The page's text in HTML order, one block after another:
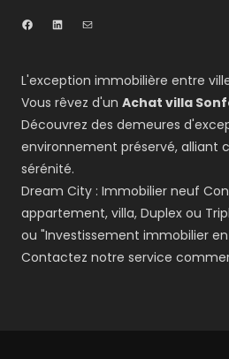
L'exception immobilière entre
Vous rêvez d'un Achat villa
Découvrez des demeures
environnement préservé, alliant
sérénité.
Dream City : Immobilier neuf
appartement, villa, Duplex ou
ou "Investissement immobilier en
Contactez notre service